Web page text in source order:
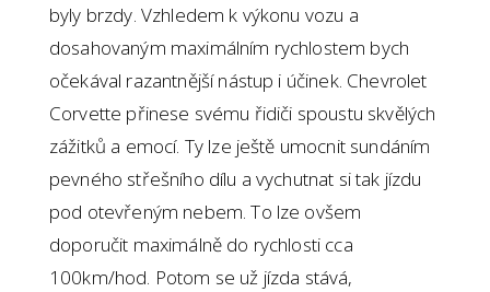
byly brzdy. Vzhledem k výkonu vozu a
dosahovaným maximálním rychlostem bych
očekával razantnější nástup i účinek. Chevrolet
Corvette přinese svému řidiči spoustu skvělých
zážitků a emocí. Ty lze ještě umocnit sundáním
pevného střešního dílu a vychutnat si tak jízdu
pod otevřeným nebem. To lze ovšem
doporučit maximálně do rychlosti cca
100km/hod. Potom se už jízda stává,